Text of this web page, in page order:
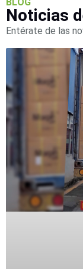
SD /
Memorias
Micro
SD
Aplicación
de Estado
Sólido
(SSD)
Software
VMS y
Analíticas
EPCOM
Cloud
Móviles,
Noticias
Entérate de las